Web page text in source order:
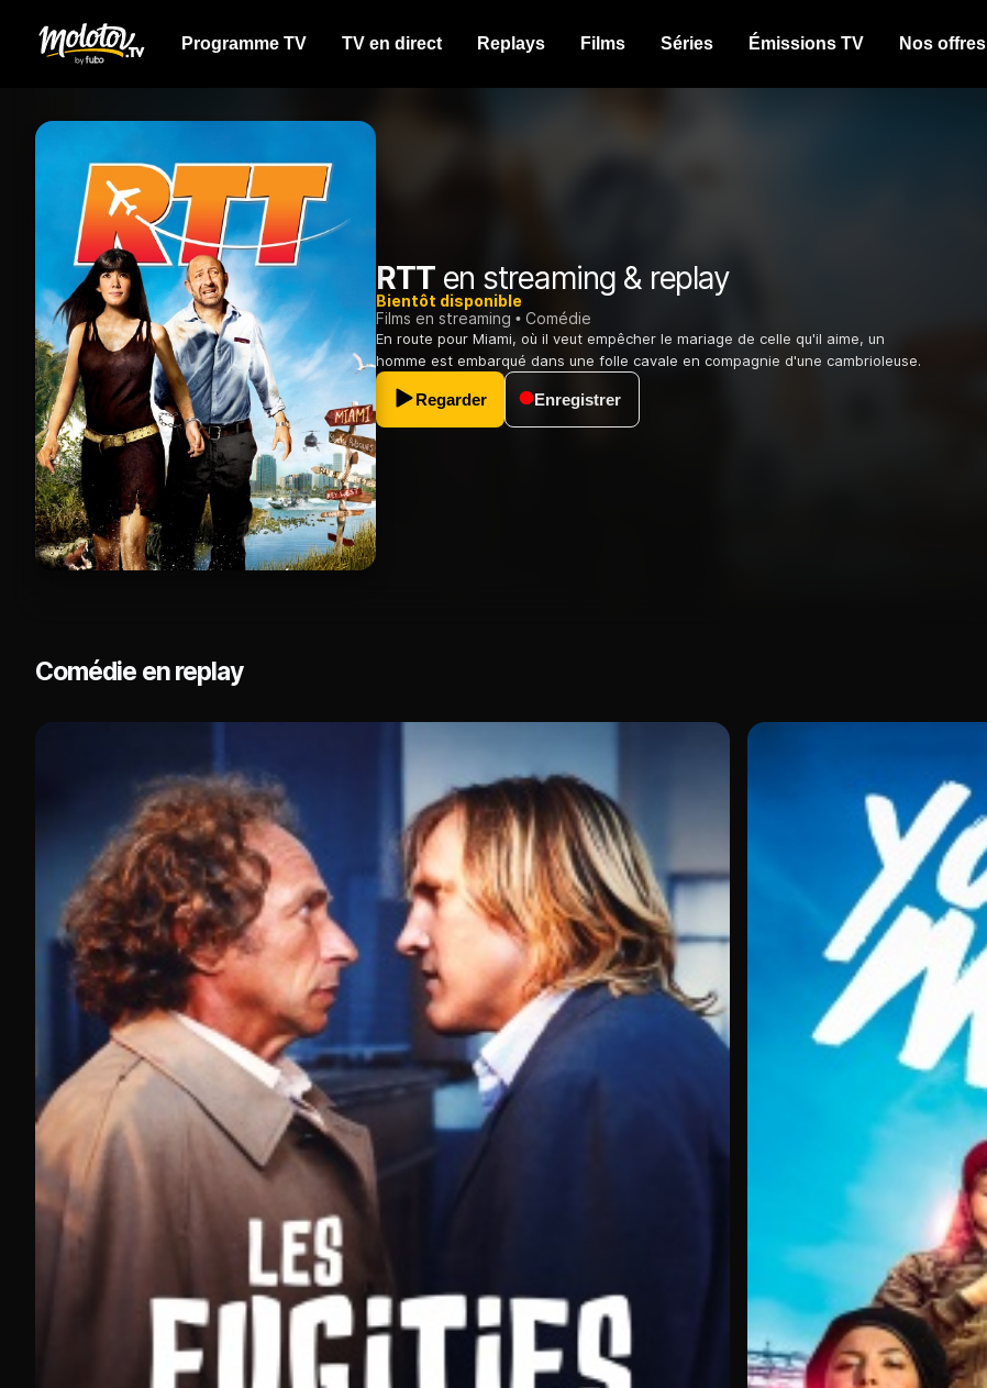
Programme TV TV en direct Replays Films Séries Émissions TV Nos offres
RTTen streaming & replay
Bientôt disponible
Films en streaming
Comédie
En route pour Miami, où il veut empêcher le mariage de celle qu'il aime, un
homme est embarqué dans une folle cavale en compagnie d'une cambrioleuse.
Regarder Enregistrer
Comédie en replay